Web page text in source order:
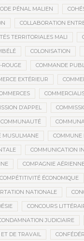
PÉNAL MALIEN
COLLABORATION
TERRITORIALES MALI
COLONISATION
ROUGE COMMANDE
EXTÉRIEUR
D’APPEL
COMMUNAUTÉ
MUSULMANE COMMUNE
COMMUNICATION
COMPAGNIE
COMPÉTITIVITÉ ÉCONOMIQUE
NATIONALE
CONCOURS
JUDICIAIRE
DE TRAVAIL